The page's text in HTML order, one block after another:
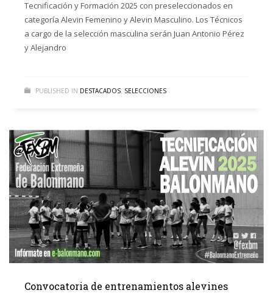
Tecnificación y Formación 2025 con preseleccionados en
categoría Alevin Femenino y Alevin Masculino. Los Técnicos
a cargo de la selección masculina serán Juan Antonio Pérez
y Alejandro
PUBLISHED IN DESTACADOS, SELECCIONES
Convocatoria de entrenamientos alevines